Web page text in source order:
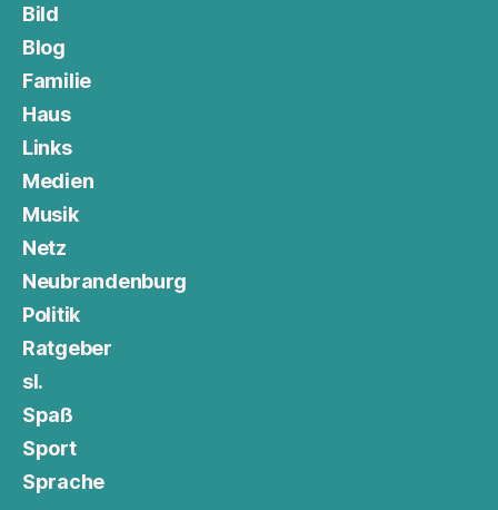
Bild
Blog
Familie
Haus
Links
Medien
Musik
Netz
Neubrandenburg
Politik
Ratgeber
sl.
Spaß
Sport
Sprache